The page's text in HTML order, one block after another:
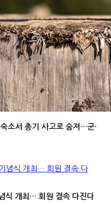
소서 총기 사고로 숨져…군·
식 개최… 회원 결속 다진다